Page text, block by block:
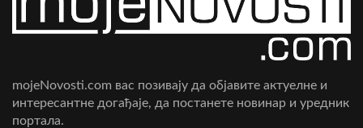
mojeNovosti.com вас позивају да објавите актуелне и
интересантне догађаје, да постанете новинар и уредник
портала.